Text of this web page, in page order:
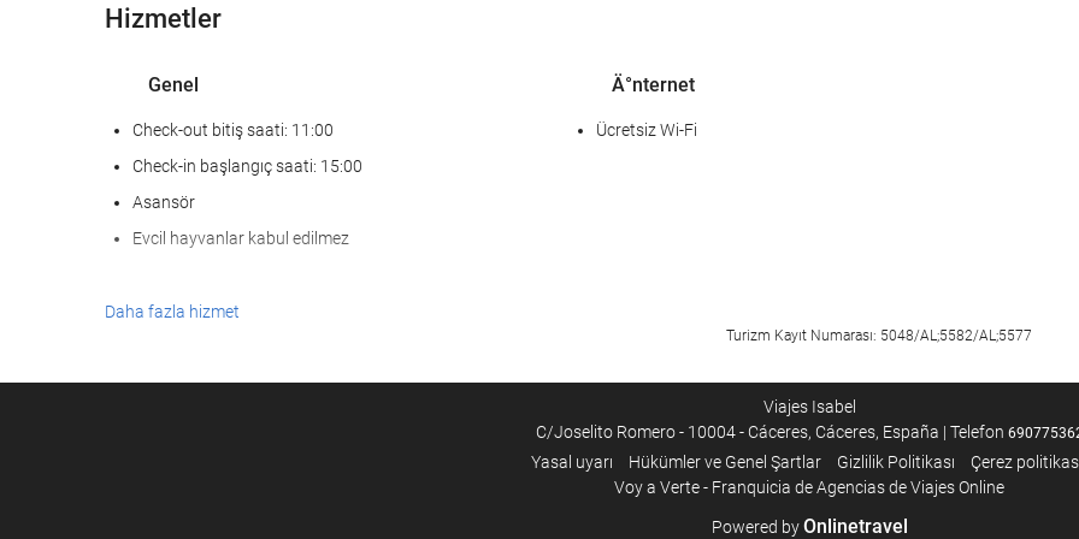
Hizmetler
Genel
Check-out bitiş saati: 11:00
Check-in başlangıç saati: 15:00
Asansör
Evcil hayvanlar kabul edilmez
Ä°nternet
Ücretsiz Wi-Fi
Daha fazla hizmet
Turizm Kayıt Numarası: 5048/AL;5582/AL;5577
Viajes Isabel
C/Joselito Romero - 10004 - Cáceres, Cáceres, España | Telefon
Yasal uyarı Hükümler ve Genel Şartlar Gizlilik Politikası
Çerez
Voy a Verte - Franquicia de Agencias de Viajes Online
Powered byOnlinetravel